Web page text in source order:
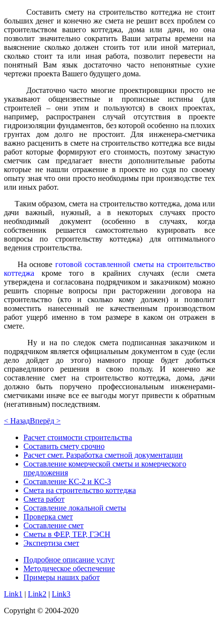
Составить смету на строительство коттеджа не стоит
больших денег и конечно же смета не решит всех проблем со
строительством вашего коттеджа, дома или дачи, но она
позволит значительно сократить Ваши затраты времени на
выяснение сколько должен стоить тот или иной материал,
сколько стоит та или иная работа, позволит перевести на
понятный Вам язык достаточно часто непонятные сухие
чертежи проекта Вашего будущего дома.
Достаточно часто многие проектировщики просто не
указывают общеизвестные и прописные истины (для
строителей – они этим и пользуются) в своих проектах,
например, распространен случай отсутствия в проекте
гидроизоляции фундаментов, без которой особенно на плохих
грунтах дом долго не простоит. Для инженера-сметчика
важно расценить в смете на строительство коттеджа все виды
работ которые формируют его стоимость, поэтому зачастую
сметчик сам предлагает внести дополнительные работы
которые не нашли отражение в проекте но судя по своему
опыту зная что они просто необходимы при производстве тех
или иных работ.
Таким образом, смета на строительство коттеджа, дома или
дачи важный, нужный, а в некоторых случаях просто
необходимый документ (особенно в случаях, когда
собственник решается самостоятельно курировать все
вопросы по строительству коттеджа) для оптимального
ведения строительства.
На основе готовой составленной сметы на строительство
коттеджа кроме того в крайних случаях (если смета
утверждена и согласована подрядчиком и заказчиком) можно
решить спорные вопросы при расторжении договора на
строительство (кто и сколько кому должен) и позволит
возместить нанесенный не качественным производством
работ ущерб именно в том размере в каком он отражен в
смете.
Ну и на по следок смета подписанная заказчиком и
подрядчиком является официальным документом в суде (если
дело дойдет до этого) намного проще будет добиться
справедливого решения в свою пользу. И конечно же
составление смет на строительство коттеджа, дома, дачи
должно быть поручено профессиональным инженерами-
сметчиками иначе все ее выгоды могут привести к обратным
(негативным) последствиям.
< НазадВперёд >
Расчет стоимости строительства
Составить смету срочно
Расчет смет. Разработка сметной документации
Составление комерческой сметы и комерческого
предложения
Составление КС-2 и КС-3
Смета на строительство коттеджа
Смета работ
Составление локальной сметы
Проверка смет
Составление смет
Сметы в ФЕР, ТЕР, ГЭСН
Экспертиза смет
Подробное описание услуг
Методическое обеспечение
Примеры наших работ
Link1 | Link2 | Link3
Copyright © 2004-2020